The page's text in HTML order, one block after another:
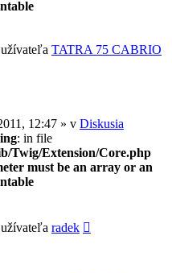
TATRA 75 CABRIO
12:47 » v Diskusia
: in file
Twig/Extension/Core.php
must be an array or an
radek